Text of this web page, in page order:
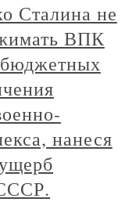
Сталина не
ВПК
нанеся